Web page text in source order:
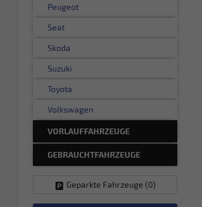
Peugeot
Seat
Skoda
Suzuki
Toyota
Volkswagen
VORLAUFFAHRZEUGE
GEBRAUCHTFAHRZEUGE
Geparkte Fahrzeuge (0)